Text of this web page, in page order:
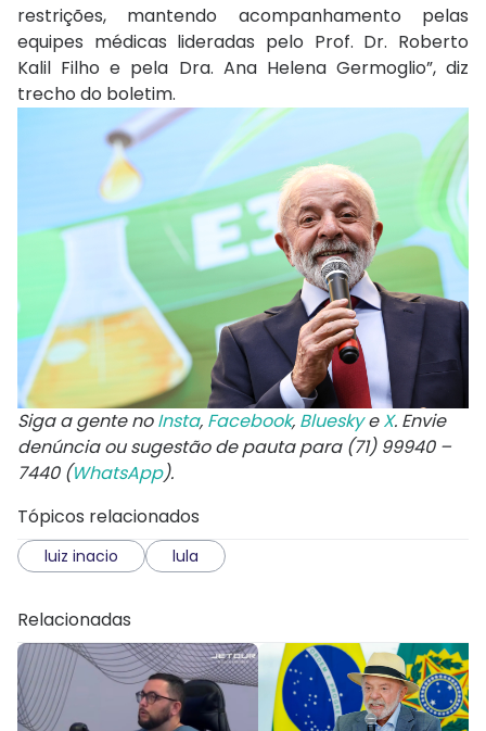
restrições, mantendo acompanhamento pelas
equipes médicas lideradas pelo Prof. Dr. Roberto
Kalil Filho e pela Dra. Ana Helena Germoglio”, diz
trecho do boletim.
Siga a gente noInsta, Facebook, BlueskyeX. Envie
denúncia ou sugestão de pauta para (71) 99940 –
7440 (WhatsApp).
Tópicos relacionados
luiz inacio lula
Relacionadas